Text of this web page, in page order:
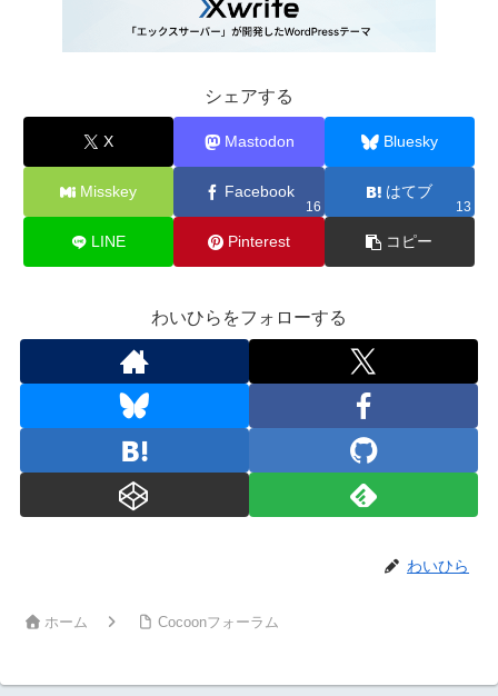
シェアする
X Mastodon Bluesky
Misskey Facebook
16
はてブ
13
LINE Pinterest コピー
わいひらをフォローする
わいひら
ホーム Cocoonフォーラム